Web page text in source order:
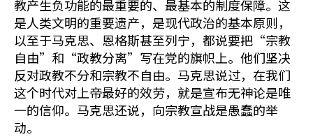
教产生负功能的最重要的、最基本的制度保障。这
是人类文明的重要遗产，是现代政治的基本原则，
以至于马克思、恩格斯甚至列宁，都说要把“宗教
自由”和“政教分离”写在党的旗帜上。他们坚决
反对政教不分和宗教不自由。马克思说过，在我们
这个时代对上帝最好的效劳，就是宣布无神论是唯
一的信仰。马克思还说，向宗教宣战是愚蠢的举
动。